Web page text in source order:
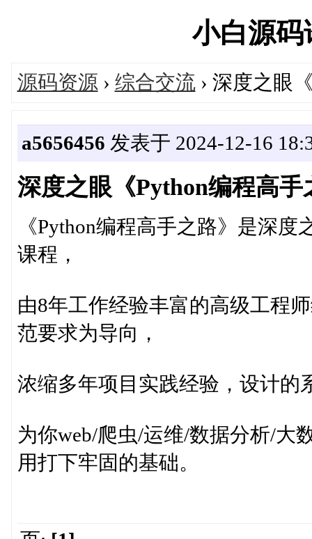
小白源
源码资源 › 综合交流› 深度之眼
a5656456 发表于 2024-12-16
深度之眼《Python编程高手
《Python编程高手之路》是深
课程，
由8年工作经验丰富的高级工程
范要求为导向，
浓缩多年项目实践经验，设计的
为你web/爬虫/运维/数据分析/大
用打下牢固的基础。